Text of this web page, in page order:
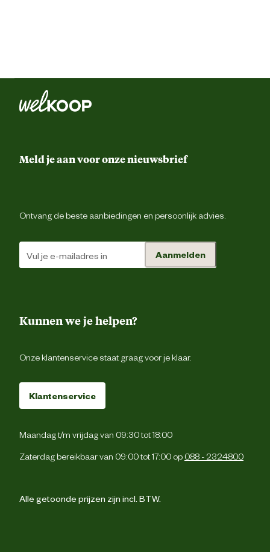
Meld je aan voor onze nieuwsbrief
Ontvang de beste aanbiedingen en persoonlijk advies.
Aanmelden
Kunnen we je helpen?
Onze klantenservice staat graag voor je klaar.
Klantenservice
Maandag t/m vrijdag van 09:30 tot 18:00
Zaterdag bereikbaar van 09:00 tot 17:00 op 088 - 2324800
Alle getoonde prijzen zijn incl. BTW.